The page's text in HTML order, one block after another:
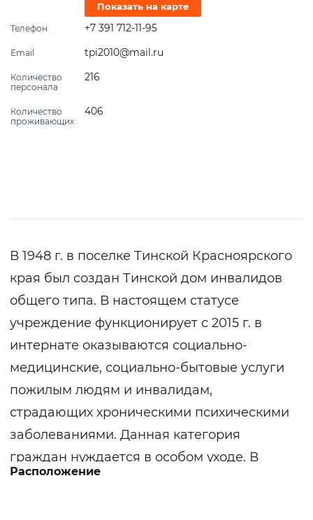
Показать на карте
Телефон +7 391 712-11-95
Email tpi2010@mail.ru
Количество
персонала
216
Количество
проживающих
406
В 1948 г. в поселке Тинской Красноярского
края был создан Тинской дом инвалидов
общего типа. В настоящем статусе
учреждение функционирует с 2015 г. в
интернате оказываются социально-
медицинские, социально-бытовые услуги
пожилым людям и инвалидам,
страдающих хроническими психическими
заболеваниями. Данная категория
граждан нуждается в особом уходе. В
интернате создаются комфортные условия
Расположение